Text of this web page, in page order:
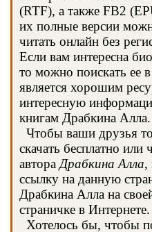
(RTF), а также FB2
их полные версии
читать онлайн без
Если вам интересна
то можно поискать ее
является хорошим
интересную
книгам Драбкина Алла.
Чтобы ваши друзья
скачать бесплатно или
автора Драбкина Алла,
ссылку на данную
Драбкина Алла на
страничке в Интернете.
Хотелось бы, чтобы